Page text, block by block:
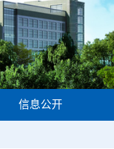
信息公开